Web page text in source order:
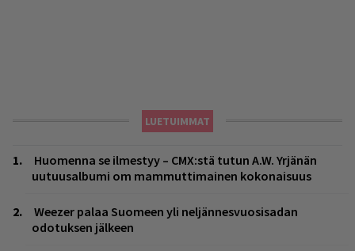
LUETUIMMAT
Huomenna se ilmestyy – CMX:stä tutun A.W. Yrjänän
uutuusalbumi om mammuttimainen kokonaisuus
Weezer palaa Suomeen yli neljännesvuosisadan
odotuksen jälkeen